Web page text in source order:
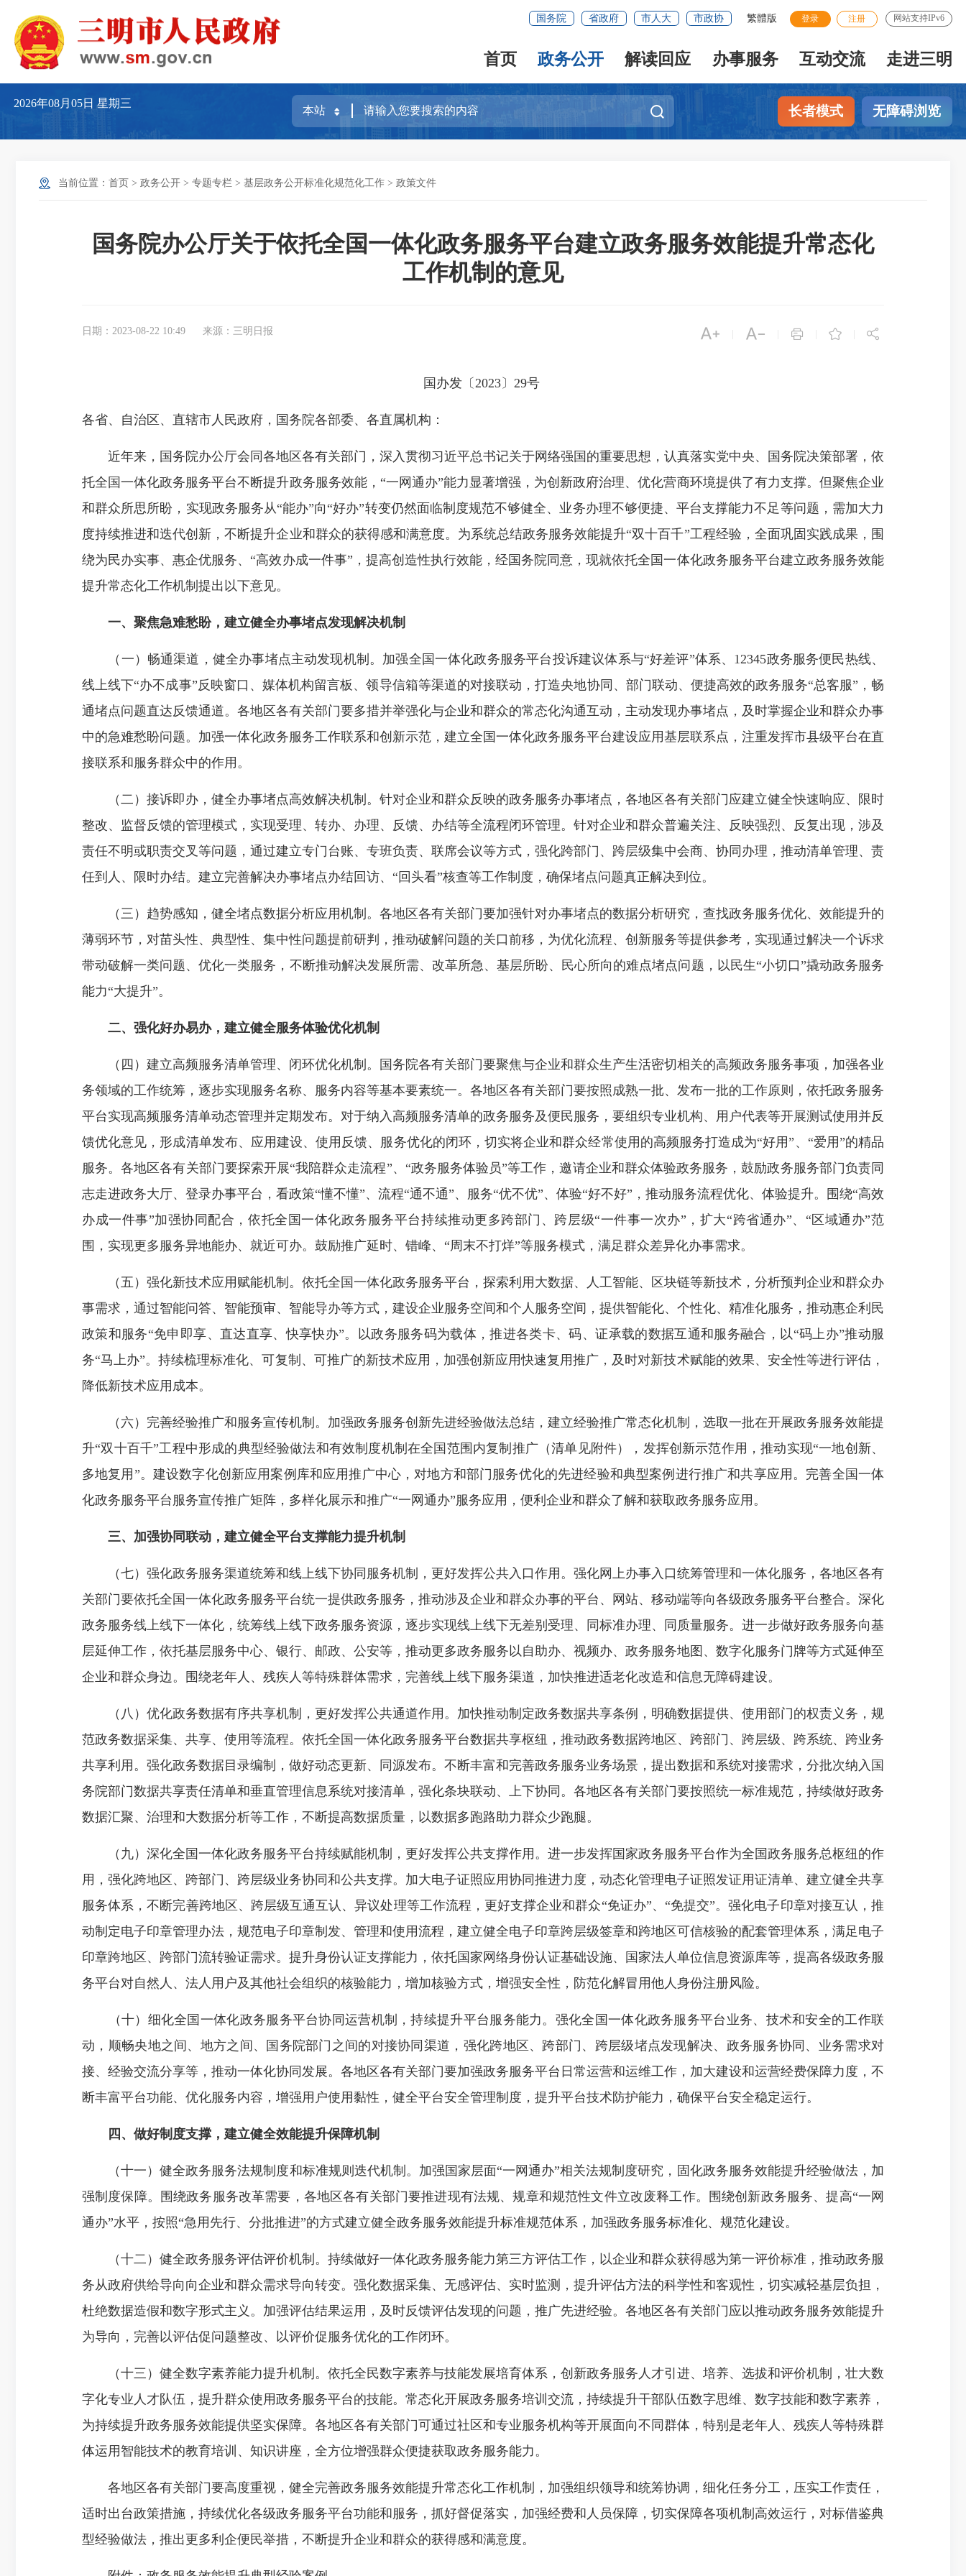
国务院 省政府 市人大 市政协 繁體版 登录 注册 网站支持IPv6
首页 政务公开 解读回应 办事服务 互动交流 走进三明
2026年08月05日星期三
长者模式 无障碍浏览
当前位置： 首页 > 政务公开 > 专题专栏 > 基层政务公开标准化规范化工作 > 政策文件
国务院办公厅关于依托全国一体化政务服务平台建立政务服务效能提升常态化
工作机制的意见
日期：2023-08-22 10:49 来源：三明日报     
国办发〔2023〕29号
各省、自治区、直辖市人民政府，国务院各部委、各直属机构：
近年来，国务院办公厅会同各地区各有关部门，深入贯彻习近平总书记关于网络强国的重要思想，认真落实党中央、国务院决策部署，依
托全国一体化政务服务平台不断提升政务服务效能，“一网通办”能力显著增强，为创新政府治理、优化营商环境提供了有力支撑。但聚焦企业
和群众所思所盼，实现政务服务从“能办”向“好办”转变仍然面临制度规范不够健全、业务办理不够便捷、平台支撑能力不足等问题，需加大力
度持续推进和迭代创新，不断提升企业和群众的获得感和满意度。为系统总结政务服务效能提升“双十百千”工程经验，全面巩固实践成果，围
绕为民办实事、惠企优服务、“高效办成一件事”，提高创造性执行效能，经国务院同意，现就依托全国一体化政务服务平台建立政务服务效能
提升常态化工作机制提出以下意见。
一、聚焦急难愁盼，建立健全办事堵点发现解决机制
（一）畅通渠道，健全办事堵点主动发现机制。加强全国一体化政务服务平台投诉建议体系与“好差评”体系、12345政务服务便民热线、
线上线下“办不成事”反映窗口、媒体机构留言板、领导信箱等渠道的对接联动，打造央地协同、部门联动、便捷高效的政务服务“总客服”，畅
通堵点问题直达反馈通道。各地区各有关部门要多措并举强化与企业和群众的常态化沟通互动，主动发现办事堵点，及时掌握企业和群众办事
中的急难愁盼问题。加强一体化政务服务工作联系和创新示范，建立全国一体化政务服务平台建设应用基层联系点，注重发挥市县级平台在直
接联系和服务群众中的作用。
（二）接诉即办，健全办事堵点高效解决机制。针对企业和群众反映的政务服务办事堵点，各地区各有关部门应建立健全快速响应、限时
整改、监督反馈的管理模式，实现受理、转办、办理、反馈、办结等全流程闭环管理。针对企业和群众普遍关注、反映强烈、反复出现，涉及
责任不明或职责交叉等问题，通过建立专门台账、专班负责、联席会议等方式，强化跨部门、跨层级集中会商、协同办理，推动清单管理、责
任到人、限时办结。建立完善解决办事堵点办结回访、“回头看”核查等工作制度，确保堵点问题真正解决到位。
（三）趋势感知，健全堵点数据分析应用机制。各地区各有关部门要加强针对办事堵点的数据分析研究，查找政务服务优化、效能提升的
薄弱环节，对苗头性、典型性、集中性问题提前研判，推动破解问题的关口前移，为优化流程、创新服务等提供参考，实现通过解决一个诉求
带动破解一类问题、优化一类服务，不断推动解决发展所需、改革所急、基层所盼、民心所向的难点堵点问题，以民生“小切口”撬动政务服务
能力“大提升”。
二、强化好办易办，建立健全服务体验优化机制
（四）建立高频服务清单管理、闭环优化机制。国务院各有关部门要聚焦与企业和群众生产生活密切相关的高频政务服务事项，加强各业
务领域的工作统筹，逐步实现服务名称、服务内容等基本要素统一。各地区各有关部门要按照成熟一批、发布一批的工作原则，依托政务服务
平台实现高频服务清单动态管理并定期发布。对于纳入高频服务清单的政务服务及便民服务，要组织专业机构、用户代表等开展测试使用并反
馈优化意见，形成清单发布、应用建设、使用反馈、服务优化的闭环，切实将企业和群众经常使用的高频服务打造成为“好用”、“爱用”的精品
服务。各地区各有关部门要探索开展“我陪群众走流程”、“政务服务体验员”等工作，邀请企业和群众体验政务服务，鼓励政务服务部门负责同
志走进政务大厅、登录办事平台，看政策“懂不懂”、流程“通不通”、服务“优不优”、体验“好不好”，推动服务流程优化、体验提升。围绕“高效
办成一件事”加强协同配合，依托全国一体化政务服务平台持续推动更多跨部门、跨层级“一件事一次办”，扩大“跨省通办”、“区域通办”范
围，实现更多服务异地能办、就近可办。鼓励推广延时、错峰、“周末不打烊”等服务模式，满足群众差异化办事需求。
（五）强化新技术应用赋能机制。依托全国一体化政务服务平台，探索利用大数据、人工智能、区块链等新技术，分析预判企业和群众办
事需求，通过智能问答、智能预审、智能导办等方式，建设企业服务空间和个人服务空间，提供智能化、个性化、精准化服务，推动惠企利民
政策和服务“免申即享、直达直享、快享快办”。以政务服务码为载体，推进各类卡、码、证承载的数据互通和服务融合，以“码上办”推动服
务“马上办”。持续梳理标准化、可复制、可推广的新技术应用，加强创新应用快速复用推广，及时对新技术赋能的效果、安全性等进行评估，
降低新技术应用成本。
（六）完善经验推广和服务宣传机制。加强政务服务创新先进经验做法总结，建立经验推广常态化机制，选取一批在开展政务服务效能提
升“双十百千”工程中形成的典型经验做法和有效制度机制在全国范围内复制推广（清单见附件），发挥创新示范作用，推动实现“一地创新、
多地复用”。建设数字化创新应用案例库和应用推广中心，对地方和部门服务优化的先进经验和典型案例进行推广和共享应用。完善全国一体
化政务服务平台服务宣传推广矩阵，多样化展示和推广“一网通办”服务应用，便利企业和群众了解和获取政务服务应用。
三、加强协同联动，建立健全平台支撑能力提升机制
（七）强化政务服务渠道统筹和线上线下协同服务机制，更好发挥公共入口作用。强化网上办事入口统筹管理和一体化服务，各地区各有
关部门要依托全国一体化政务服务平台统一提供政务服务，推动涉及企业和群众办事的平台、网站、移动端等向各级政务服务平台整合。深化
政务服务线上线下一体化，统筹线上线下政务服务资源，逐步实现线上线下无差别受理、同标准办理、同质量服务。进一步做好政务服务向基
层延伸工作，依托基层服务中心、银行、邮政、公安等，推动更多政务服务以自助办、视频办、政务服务地图、数字化服务门牌等方式延伸至
企业和群众身边。围绕老年人、残疾人等特殊群体需求，完善线上线下服务渠道，加快推进适老化改造和信息无障碍建设。
（八）优化政务数据有序共享机制，更好发挥公共通道作用。加快推动制定政务数据共享条例，明确数据提供、使用部门的权责义务，规
范政务数据采集、共享、使用等流程。依托全国一体化政务服务平台数据共享枢纽，推动政务数据跨地区、跨部门、跨层级、跨系统、跨业务
共享利用。强化政务数据目录编制，做好动态更新、同源发布。不断丰富和完善政务服务业务场景，提出数据和系统对接需求，分批次纳入国
务院部门数据共享责任清单和垂直管理信息系统对接清单，强化条块联动、上下协同。各地区各有关部门要按照统一标准规范，持续做好政务
数据汇聚、治理和大数据分析等工作，不断提高数据质量，以数据多跑路助力群众少跑腿。
（九）深化全国一体化政务服务平台持续赋能机制，更好发挥公共支撑作用。进一步发挥国家政务服务平台作为全国政务服务总枢纽的作
用，强化跨地区、跨部门、跨层级业务协同和公共支撑。加大电子证照应用协同推进力度，动态化管理电子证照发证用证清单、建立健全共享
服务体系，不断完善跨地区、跨层级互通互认、异议处理等工作流程，更好支撑企业和群众“免证办”、“免提交”。强化电子印章对接互认，推
动制定电子印章管理办法，规范电子印章制发、管理和使用流程，建立健全电子印章跨层级签章和跨地区可信核验的配套管理体系，满足电子
印章跨地区、跨部门流转验证需求。提升身份认证支撑能力，依托国家网络身份认证基础设施、国家法人单位信息资源库等，提高各级政务服
务平台对自然人、法人用户及其他社会组织的核验能力，增加核验方式，增强安全性，防范化解冒用他人身份注册风险。
（十）细化全国一体化政务服务平台协同运营机制，持续提升平台服务能力。强化全国一体化政务服务平台业务、技术和安全的工作联
动，顺畅央地之间、地方之间、国务院部门之间的对接协同渠道，强化跨地区、跨部门、跨层级堵点发现解决、政务服务协同、业务需求对
接、经验交流分享等，推动一体化协同发展。各地区各有关部门要加强政务服务平台日常运营和运维工作，加大建设和运营经费保障力度，不
断丰富平台功能、优化服务内容，增强用户使用黏性，健全平台安全管理制度，提升平台技术防护能力，确保平台安全稳定运行。
四、做好制度支撑，建立健全效能提升保障机制
（十一）健全政务服务法规制度和标准规则迭代机制。加强国家层面“一网通办”相关法规制度研究，固化政务服务效能提升经验做法，加
强制度保障。围绕政务服务改革需要，各地区各有关部门要推进现有法规、规章和规范性文件立改废释工作。围绕创新政务服务、提高“一网
通办”水平，按照“急用先行、分批推进”的方式建立健全政务服务效能提升标准规范体系，加强政务服务标准化、规范化建设。
（十二）健全政务服务评估评价机制。持续做好一体化政务服务能力第三方评估工作，以企业和群众获得感为第一评价标准，推动政务服
务从政府供给导向向企业和群众需求导向转变。强化数据采集、无感评估、实时监测，提升评估方法的科学性和客观性，切实减轻基层负担，
杜绝数据造假和数字形式主义。加强评估结果运用，及时反馈评估发现的问题，推广先进经验。各地区各有关部门应以推动政务服务效能提升
为导向，完善以评估促问题整改、以评价促服务优化的工作闭环。
（十三）健全数字素养能力提升机制。依托全民数字素养与技能发展培育体系，创新政务服务人才引进、培养、选拔和评价机制，壮大数
字化专业人才队伍，提升群众使用政务服务平台的技能。常态化开展政务服务培训交流，持续提升干部队伍数字思维、数字技能和数字素养，
为持续提升政务服务效能提供坚实保障。各地区各有关部门可通过社区和专业服务机构等开展面向不同群体，特别是老年人、残疾人等特殊群
体运用智能技术的教育培训、知识讲座，全方位增强群众便捷获取政务服务能力。
各地区各有关部门要高度重视，健全完善政务服务效能提升常态化工作机制，加强组织领导和统筹协调，细化任务分工，压实工作责任，
适时出台政策措施，持续优化各级政务服务平台功能和服务，抓好督促落实，加强经费和人员保障，切实保障各项机制高效运行，对标借鉴典
型经验做法，推出更多利企便民举措，不断提升企业和群众的获得感和满意度。